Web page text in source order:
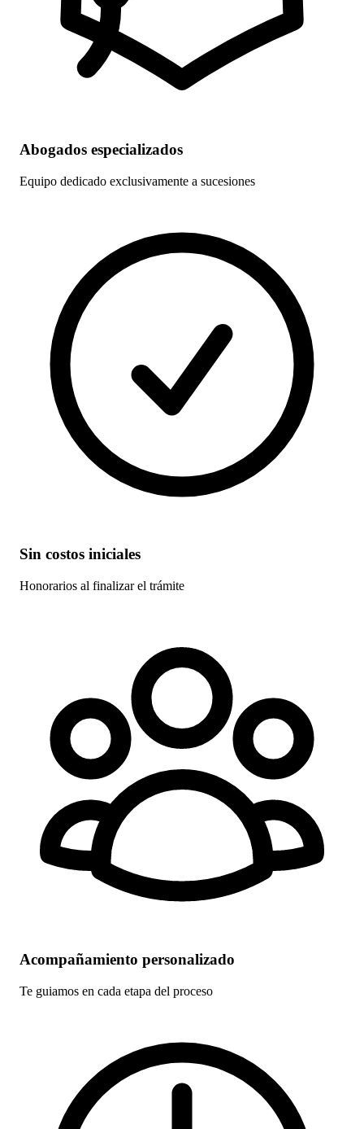
Abogados especializados
Equipo dedicado exclusivamente a sucesiones
Sin costos iniciales
Honorarios al finalizar el trámite
Acompañamiento personalizado
Te guiamos en cada etapa del proceso